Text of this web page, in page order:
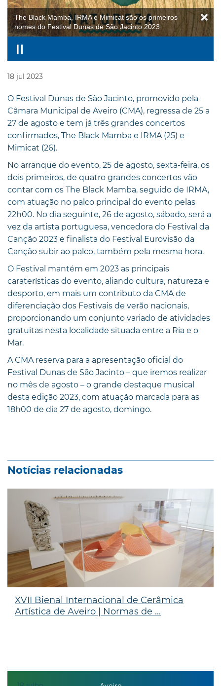
The Black Mamba, IRMA e Mimicat são os primeiros
nomes do Festival Dunas de São Jacinto 2023
18 jul 2023
O Festival Dunas de São Jacinto, promovido pela
Câmara Municipal de Aveiro (CMA), regressa de 25 a
27 de agosto e tem já três grandes concertos
confirmados, The Black Mamba e IRMA (25) e
Mimicat (26).
No arranque do evento, 25 de agosto, sexta-feira, os
dois primeiros, de quatro grandes concertos vão
contar com os The Black Mamba, seguido de IRMA,
com atuação no palco principal do evento pelas
22h00. No dia seguinte, 26 de agosto, sábado, será a
vez da artista portuguesa, vencedora do Festival da
Canção 2023 e finalista do Festival Eurovisão da
Canção subir ao palco, também pela mesma hora.
O Festival mantém em 2023 as principais
caraterísticas do evento, aliando cultura, natureza e
desporto, em mais um contributo da CMA de
diferenciação dos Festivais de verão nacionais,
proporcionando um conjunto variado de atividades
gratuitas nesta localidade situada entre a Ria e o
Mar.
A CMA reserva para a apresentação oficial do
Festival Dunas de São Jacinto – que iremos realizar
no mês de agosto – o grande destaque musical
desta edição 2023, com atuação marcada para as
18h00 de dia 27 de agosto, domingo.
Notícias relacionadas
XVII Bienal Internacional de Cerâmica
Artística de Aveiro | Normas de ...